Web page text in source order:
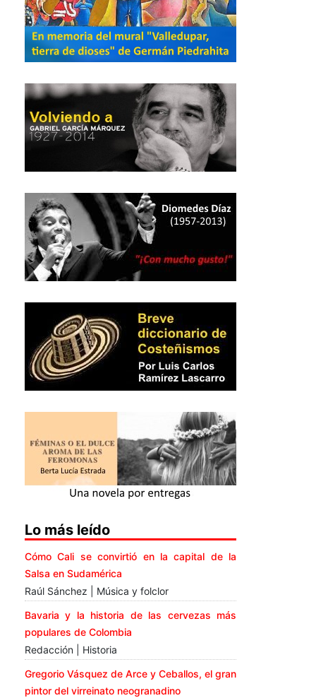
Lo más leído
Cómo Cali se convirtió en la capital de la
Salsa en Sudamérica
Raúl Sánchez | Música y folclor
Bavaria y la historia de las cervezas más
populares de Colombia
Redacción | Historia
Gregorio Vásquez de Arce y Ceballos, el gran
pintor del virreinato neogranadino